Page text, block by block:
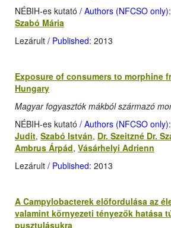
NÉBIH-es kutató / Authors (NFCSO only):
Szabó Mária
Lezárult / Published: 2013
Exposure of consumers to morphine
Hungary
Magyar fogyasztók mákból származó
NÉBIH-es kutató / Authors (NFCSO only):
Judit, Szabó István, Dr. Szeitzné Dr.
Ambrus Árpád, Vásárhelyi Adrienn
Lezárult / Published: 2013
A Campylobacterek előfordulása az
valamint környezeti tényezők hatása
pusztulásukra